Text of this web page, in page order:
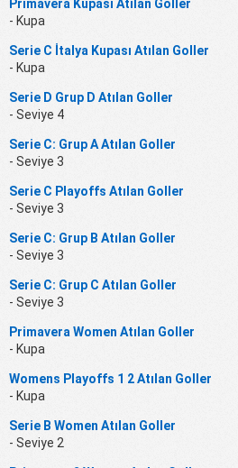
Primavera Kupası Atılan Goller
- Kupa
Serie C İtalya Kupası Atılan Goller
- Kupa
Serie D Grup D Atılan Goller
- Seviye 4
Serie C: Grup A Atılan Goller
- Seviye 3
Serie C Playoffs Atılan Goller
- Seviye 3
Serie C: Grup B Atılan Goller
- Seviye 3
Serie C: Grup C Atılan Goller
- Seviye 3
Primavera Women Atılan Goller
- Kupa
Womens Playoffs 1 2 Atılan Goller
- Kupa
Serie B Women Atılan Goller
- Seviye 2